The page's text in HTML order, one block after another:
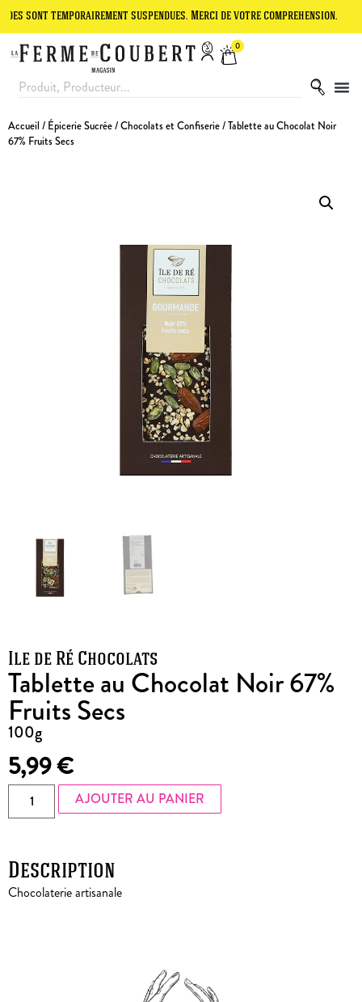
suspendues. Merci de votre compréhension. Le
0
Accueil / Épicerie Sucrée/Chocolats et Confiserie/ Tablette au Chocolat Noir
67% Fruits Secs
Ile de Ré Chocolats
Tablette au Chocolat Noir 67%
Fruits Secs
100g
5,99€
AJOUTER AU PANIER
Description
Chocolaterie artisanale